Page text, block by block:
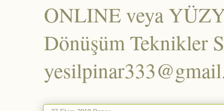
ONLINE veya
Dönüşüm Teknikler